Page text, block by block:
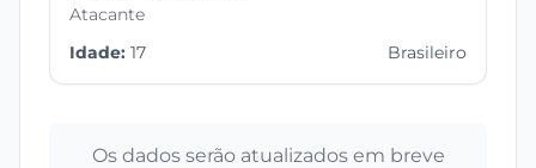
Atacante
Idade: 17 Brasileiro
Os dados serão atualizados em breve